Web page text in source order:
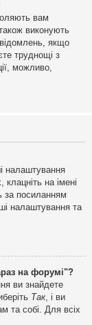
вам
виконують
якщо
труднощі з
можливо,
налаштування
на імені
за посиланням
налаштування та
на форумі"?
ви знайдете
Так, і ви
та собі. Для всіх